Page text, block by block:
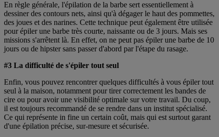
En règle générale, l'épilation de la barbe sert essentiellement à
dessiner des contours nets, ainsi qu'à dégager le haut des pommettes,
des joues et des narines. Cette technique peut également être utilisée
pour épiler une barbe très courte, naissante ou de 3 jours. Mais ses
missions s'arrêtent là. En effet, on ne peut pas épiler une barbe de 10
jours ou de hipster sans passer d'abord par l'étape du rasage.
#3 La difficulté de s'épiler tout seul
Enfin, vous pouvez rencontrer quelques difficultés à vous épiler tout
seul à la maison, notamment pour tirer correctement les bandes de
cire ou pour avoir une visibilité optimale sur votre travail. Du coup,
il est toujours recommandé de se rendre dans un institut spécialisé.
Ce qui représente in fine un certain coût, mais qui est surtout garant
d'une épilation précise, sur-mesure et sécurisée.